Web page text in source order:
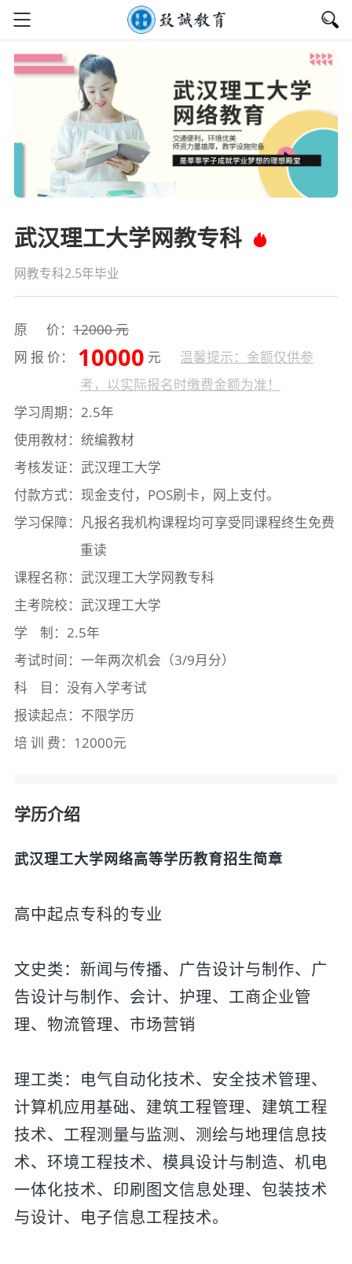
武汉理工大学网教专科
网教专科2.5年毕业
原 价： 12000 元
网 报 价：
10000 元
温馨提示：金额仅供参
考，以实际报名时缴费金额为准！
学习周期：2.5年
使用教材：统编教材
考核发证：武汉理工大学
付款方式：现金支付，POS刷卡，网上支付。
学习保障：凡报名我机构课程均可享受同课程终生免费
重读
课程名称：武汉理工大学网教专科
主考院校：武汉理工大学
学 制：2.5年
考试时间：一年两次机会（3/9月分）
科 目：没有入学考试
报读起点：不限学历
培 训 费：12000元
学历介绍
武汉理工大学网络高等学历教育招生简章
高中起点专科的专业
文史类：新闻与传播、广告设计与制作、广
告设计与制作、会计、护理、工商企业管
理、物流管理、市场营销
理工类：电气自动化技术、安全技术管理、
计算机应用基础、建筑工程管理、建筑工程
技术、工程测量与监测、测绘与地理信息技
术、环境工程技术、模具设计与制造、机电
一体化技术、印刷图文信息处理、包装技术
与设计、电子信息工程技术。